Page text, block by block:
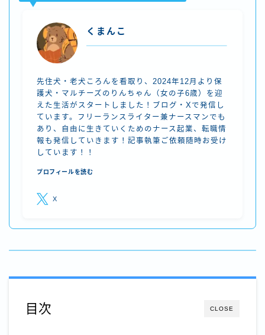
くまんこ
先住犬・老犬ころんを看取り、2024年12月より保
護犬・マルチーズのりんちゃん（女の子6歳）を迎
えた生活がスタートしました！ブログ・Xで発信し
ています。フリーランスライター兼ナースマンでも
あり、自由に生きていくためのナース起業、転職情
報も発信していきます！記事執筆ご依頼随時お受け
しています！！
プロフィールを読む
X
CLOSE
目次